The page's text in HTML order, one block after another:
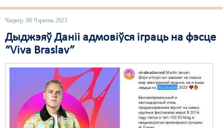
Чацвер, 08 Чэрвень 2023
Дыджэяў Даніі адмовіўся іграць на фэсце
“Viva Braslav”